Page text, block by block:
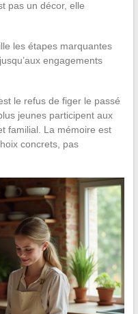
pas un décor, elle
les étapes marquantes
engagements
le refus de figer le passé
jeunes participent aux
familial. La mémoire est
concrets, pas